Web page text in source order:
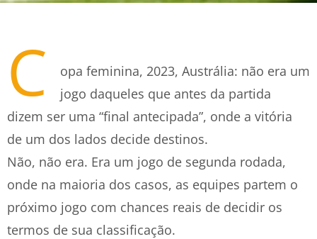
C
opa feminina, 2023, Austrália: não era um
jogo daqueles que antes da partida
dizem ser uma “final antecipada”, onde a vitória
de um dos lados decide destinos.
Não, não era. Era um jogo de segunda rodada,
onde na maioria dos casos, as equipes partem o
próximo jogo com chances reais de decidir os
termos de sua classificação.